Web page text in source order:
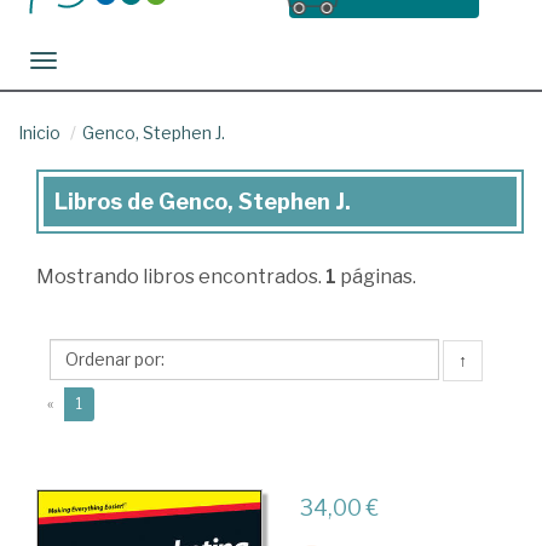
Toggle navigation
Inicio Genco, Stephen J.
Libros
Genco,
Libros de Genco, Stephen J.
Mostrando libros encontrados. 1 páginas.
↑
« 1
34,00 €